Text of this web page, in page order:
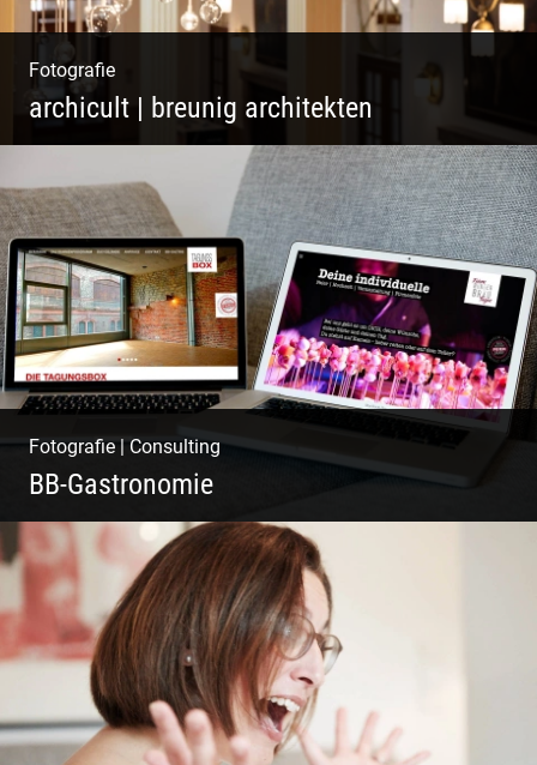
Fotografie
archicult | breunig architekten
Wasser im Fluss der Kurstadt
Fotografie|Consulting
BB-Gastronomie
Fotografie, Marketing & Design